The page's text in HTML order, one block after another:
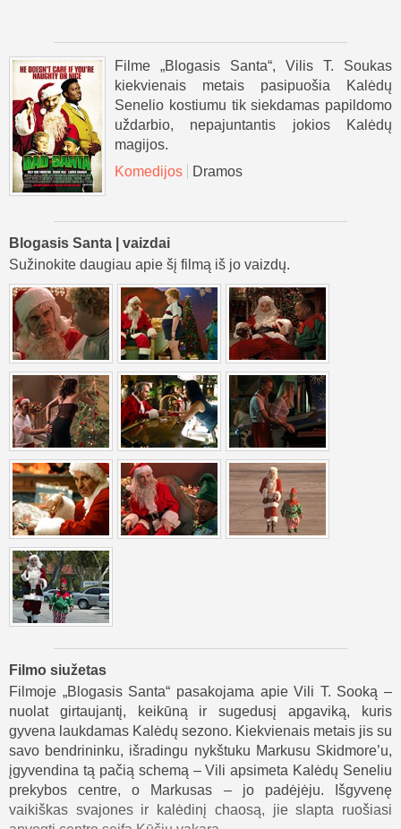
Filme „Blogasis Santa“, Vilis T. Soukas
kiekvienais metais pasipuošia Kalėdų
Senelio kostiumu tik siekdamas papildomo
uždarbio, nepajuntantis jokios Kalėdų
magijos.
Komedijos
Dramos
Blogasis Santa | vaizdai
Sužinokite daugiau apie šį filmą iš jo vaizdų.
Filmo siužetas
Filmoje „Blogasis Santa“ pasakojama apie Vili T. Sooką –
nuolat girtaujantį, keikūną ir sugedusį apgaviką, kuris
gyvena laukdamas Kalėdų sezono. Kiekvienais metais jis su
savo bendrininku, išradingu nykštuku Markusu Skidmore’u,
įgyvendina tą pačią schemą – Vili apsimeta Kalėdų Seneliu
prekybos centre, o Markusas – jo padėjėju. Išgyvenę
vaikiškas svajones ir kalėdinį chaosą, jie slapta ruošiasi